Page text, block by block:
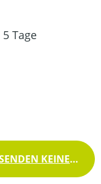
Tage
NACHRICHT SENDEN. ! WIR VERSENDEN KEINE WAREN !